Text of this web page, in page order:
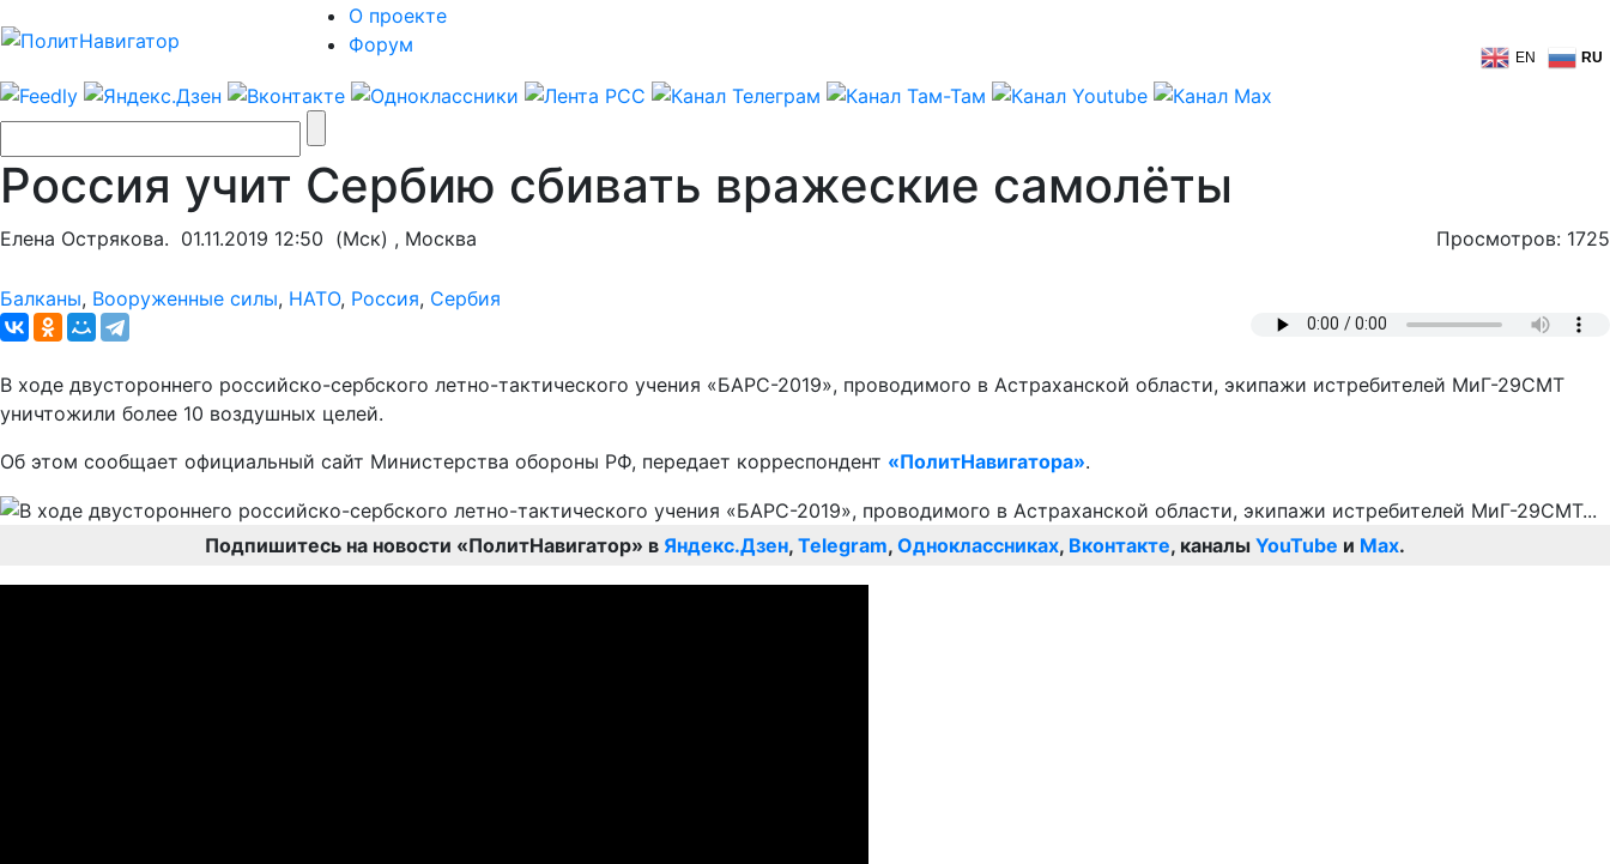
О проекте
Форум
EN RU
Россия учит Сербию сбивать вражеские самолёты
Елена Острякова. 01.11.2019 12:50 (Мск) , Москва Просмотров: 1725
Балканы, Вооруженные силы, НАТО, Россия, Сербия
В ходе двустороннего российско-сербского летно-тактического учения «БАРС-2019», проводимого в Астраханской области, экипажи истребителей МиГ-29СМТ
уничтожили более 10 воздушных целей.
Об этом сообщает официальный сайт Министерства обороны РФ, передает корреспондент «ПолитНавигатора».
Подпишитесь на новости «ПолитНавигатор» в Яндекс.Дзен, Telegram, Одноклассниках, Вконтакте, каналы YouTube и Max.